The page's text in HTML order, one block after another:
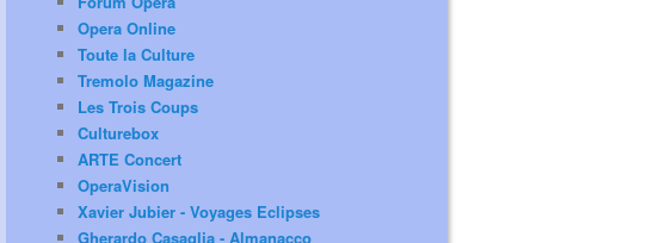
Opera Online
Toute la Culture
Tremolo Magazine
Les Trois Coups
Culturebox
ARTE Concert
OperaVision
Xavier Jubier - Voyages Eclipses
Gherardo Casaglia - Almanacco